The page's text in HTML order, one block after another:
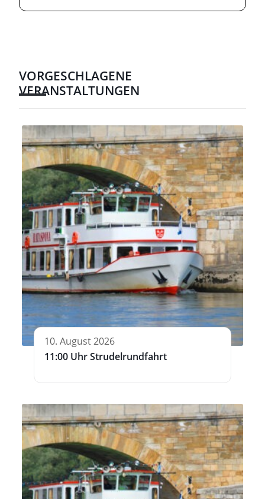
VORGESCHLAGENE
VERANSTALTUNGEN
10. August 2026
11:00 Uhr Strudelrundfahrt